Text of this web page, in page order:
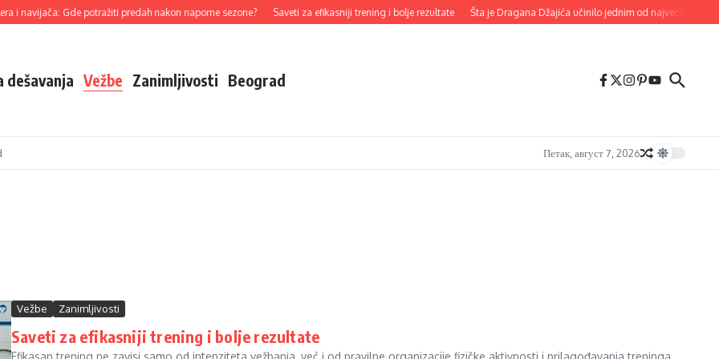
Gde potražiti predah nakon naporne sezone? Saveti za efikasniji trening i bolje rezultate Šta je Dragana Džajića učinilo jednim od najvećih imena
dešavanja Vežbe Zanimljivosti Beograd
Петак, август 7, 2026
Vežbe Zanimljivosti
Saveti za efikasniji trening i bolje rezultate
Efikasan trening ne zavisi samo od intenziteta vežbanja, već i od pravilne organizacije fizičke aktivnosti i prilagođavanja treninga